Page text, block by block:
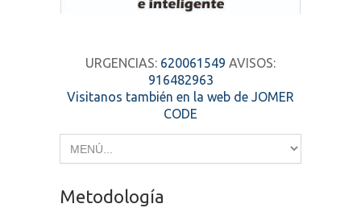
URGENCIAS: 620061549 AVISOS:
916482963
Visitanos también en la web de JOMER
CODE
Metodología